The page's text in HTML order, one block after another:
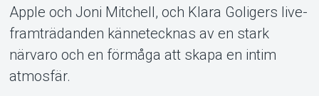
Apple och Joni Mitchell, och Klara Goligers live­
framträdanden kännetecknas av en stark
närvaro och en förmåga att skapa en intim
atmosfär.